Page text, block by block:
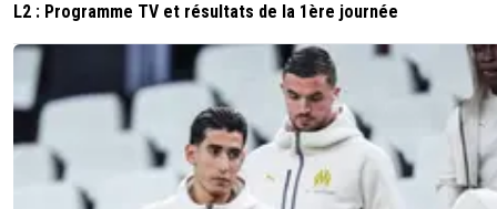
L2 : Programme TV et résultats de la 1ère journée